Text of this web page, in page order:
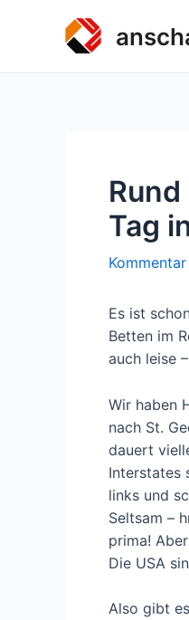
Tag
Es ist
Betten im
auch leise
Wir haben
nach St.
dauert
Interstates
links und
Seltsam –
prima!
Die USA
Also gibt